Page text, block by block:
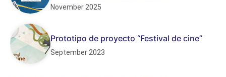
November 2025
Prototipo de proyecto “Festival de cine”
September 2023